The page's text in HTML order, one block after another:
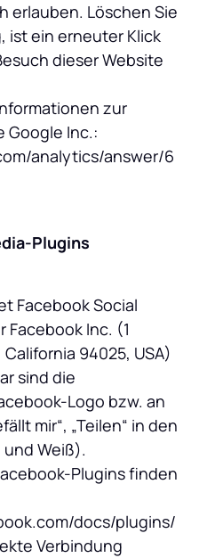
erlauben. Löschen Sie
ist ein erneuter Klick
dieser Website
zur
Google Inc.:
analytics/answer/6
Plugins
Facebook Social
Facebook Inc. (1
California 94025, USA)
sind die
Logo bzw. an
mir“, „Teilen“ in den
und Weiß).
Plugins finden
docs/plugins/
Verbindung